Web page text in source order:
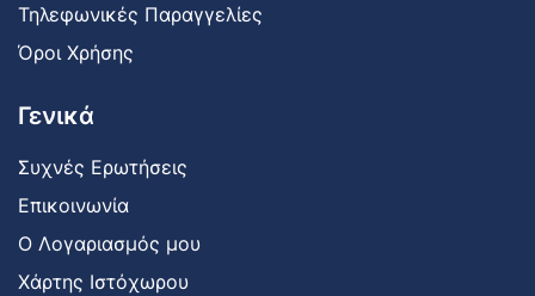
Τηλεφωνικές Παραγγελίες
Όροι Χρήσης
Γενικά
Συχνές Ερωτήσεις
Επικοινωνία
Ο Λογαριασμός μου
Χάρτης Ιστόχωρου